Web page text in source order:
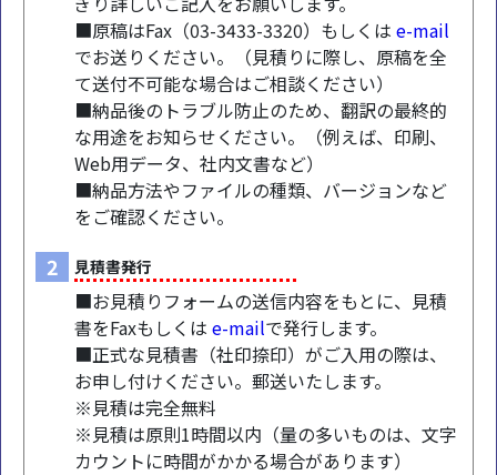
■原稿はFax（03-3433-3320）もしくは e-mail
でお送りください。（見積りに際し、原稿を全
て送付不可能な場合はご相談ください）
■納品後のトラブル防止のため、翻訳の最終的
な用途をお知らせください。（例えば、印刷、
Web用データ、社内文書など）
■納品方法やファイルの種類、バージョンなど
をご確認ください。
2 見積書発行
■お見積りフォームの送信内容をもとに、見積
書をFaxもしくは e-mailで発行します。
■正式な見積書（社印捺印）がご入用の際は、
お申し付けください。郵送いたします。
※見積は完全無料
※見積は原則1時間以内（量の多いものは、文字
カウントに時間がかかる場合があります）